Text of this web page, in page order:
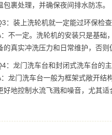
包裹处理，并确保夜间排水防冻。
：装上洗轮机就一定能过环保检查
：不一定。洗轮机的安装只是基
的真实冲洗压力和日常维护，否则
：龙门洗车台和封闭式洗车台的主
龙门洗车台一般为框架式敞开结
好地控制水流飞溅和噪音，尤其